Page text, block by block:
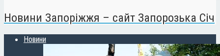
Новини Запоріжжя – сайт Запорозька Січ
Новини